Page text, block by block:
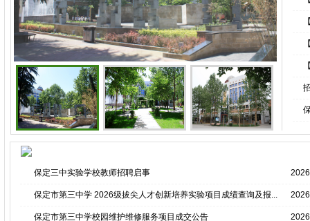
保定三中实验学校教师招聘启事
保定市第三中学 2026级拔尖人才创新培养实验项目成绩查询及报...
保定市第三中学校园维护维修服务项目成交公告